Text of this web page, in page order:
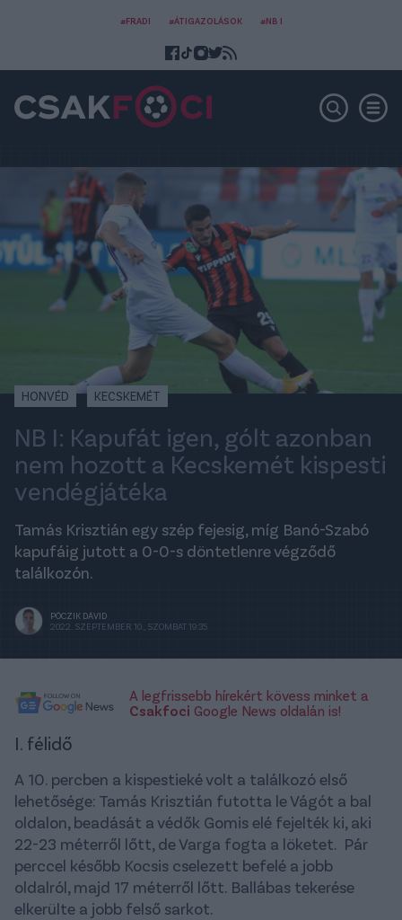
#FRADI #ÁTIGAZOLÁSOK #NB I
HONVÉD KECSKEMÉT
NB I: Kapufát igen, gólt azonban
nem hozott a Kecskemét kispesti
vendégjátéka
Tamás Krisztián egy szép fejesig, míg Banó-Szabó
kapufáig jutott a 0-0-s döntetlenre végződő
találkozón.
PÓCZIK DÁVID
2022. SZEPTEMBER 10., SZOMBAT 19:35
A legfrissebb hírekért kövess minket a
Csakfoci Google News oldalán is!
I. félidő
A 10. percben a kispestieké volt a találkozó első
lehetősége: Tamás Krisztián futotta le Vágót a bal
oldalon, beadását a védők Gomis elé fejelték ki, aki
22-23 méterről lőtt, de Varga fogta a löketet. Pár
perccel később Kocsis cselezett befelé a jobb
oldalról, majd 17 méterről lőtt. Ballábas tekerése
elkerülte a jobb felső sarkot.